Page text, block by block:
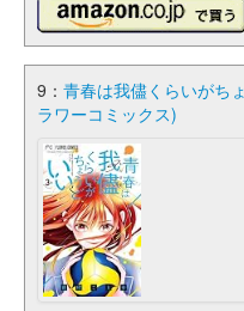
9： 青春は我儘くらいがち
ラワーコミックス)